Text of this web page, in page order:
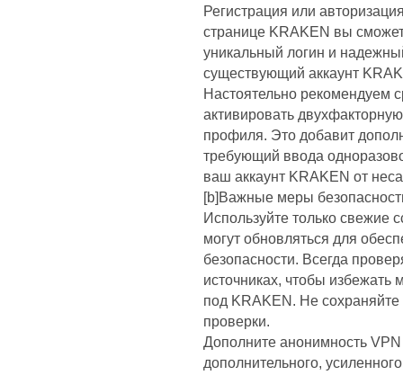
Регистрация или
странице KRAKEN вы
уникальный логин и
существующий аккаунт
Настоятельно рекомендуем
активировать
профиля. Это добавит
требующий ввода
ваш аккаунт KRAKEN от
[b]Важные меры
Используйте только свежие
могут обновляться для
безопасности. Всегда
источниках, чтобы
под KRAKEN. Не сохраняйте
проверки.
Дополните анонимность
дополнительного,